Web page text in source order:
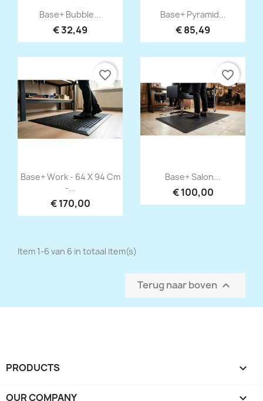
Snel bekijken
Base+ Bubble...
€ 32,49
Snel bekijken
Base+ Pyramid...
€ 85,49
Snel bekijken
Base+ Work - 64 X 94 Cm
-...
€ 170,00
favorite_border
Snel bekijken
Base+ Salon...
€ 100,00
favorite_border
Item 1-6 van 6 in totaal item(s)
Terug naar boven 
PRODUCTS 
OUR COMPANY 